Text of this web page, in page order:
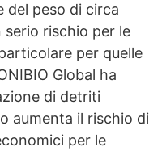
del peso di circa
rischio per le
per quelle
Global ha
di detriti
aumenta il rischio di
per le